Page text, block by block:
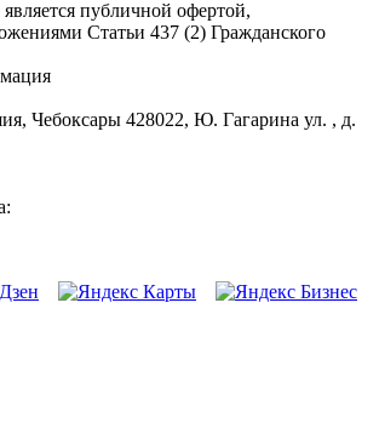
публичной офертой,
Статьи 437 (2) Гражданского
Чебоксары 428022, Ю. Гагарина ул. , д.